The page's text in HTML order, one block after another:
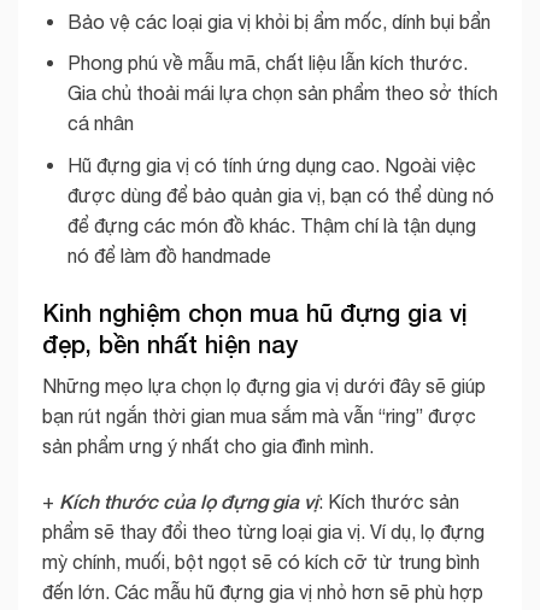
Bảo vệ các loại gia vị khỏi bị ẩm mốc, dính bụi bẩn
Phong phú về mẫu mã, chất liệu lẫn kích thước.
Gia chủ thoải mái lựa chọn sản phẩm theo sở thích
cá nhân
Hũ đựng gia vị có tính ứng dụng cao. Ngoài việc
được dùng để bảo quản gia vị, bạn có thể dùng nó
để đựng các món đồ khác. Thậm chí là tận dụng
nó để làm đồ handmade
Kinh nghiệm chọn mua hũ đựng gia vị
đẹp, bền nhất hiện nay
Những mẹo lựa chọn lọ đựng gia vị dưới đây sẽ giúp
bạn rút ngắn thời gian mua sắm mà vẫn “ring” được
sản phẩm ưng ý nhất cho gia đình mình.
+ Kích thước của lọ đựng gia vị: Kích thước sản
phẩm sẽ thay đổi theo từng loại gia vị. Ví dụ, lọ đựng
mỳ chính, muối, bột ngọt sẽ có kích cỡ từ trung bình
đến lớn. Các mẫu hũ đựng gia vị nhỏ hơn sẽ phù hợp